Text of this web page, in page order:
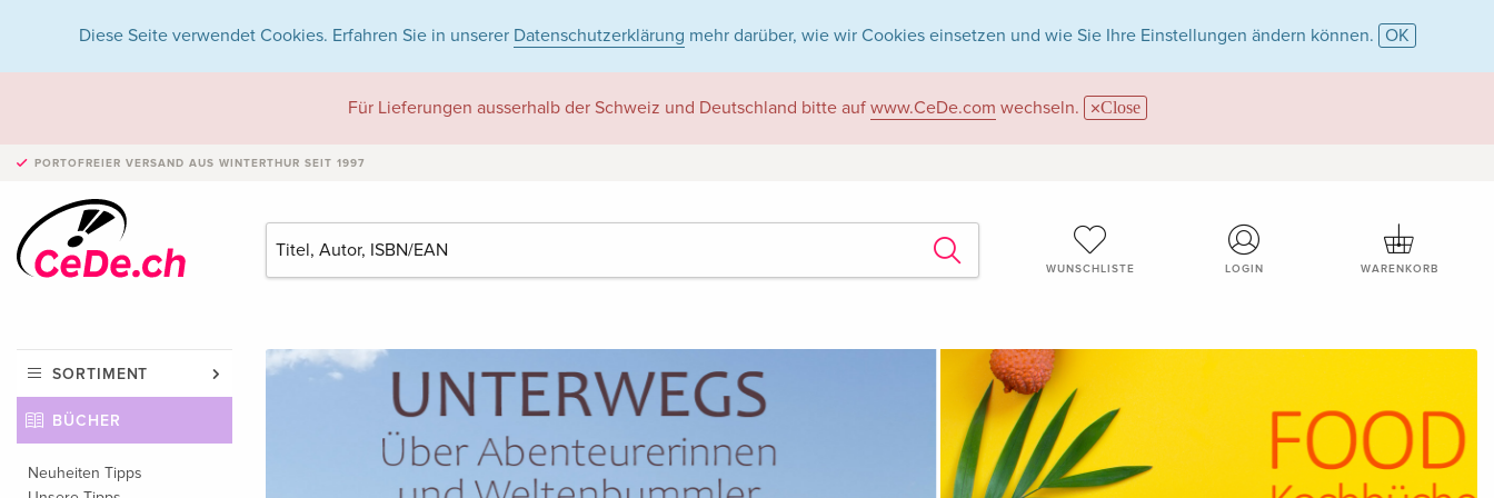
Diese Seite verwendet Cookies. Erfahren Sie in unserer Datenschutzerklärung mehr darüber, wie wir Cookies einsetzen und wie Sie Ihre Einstellungen ändern können. OK
Für Lieferungen ausserhalb der Schweiz und Deutschland bitte auf www.CeDe.com wechseln. Close
PORTOFREIER VERSAND AUS WINTERTHUR SEIT 1997
WUNSCHLISTE LOGIN WARENKORB
SORTIMENT
BÜCHER
Neuheiten Tipps